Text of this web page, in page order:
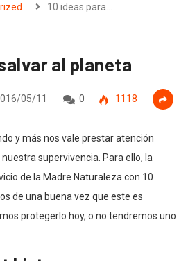
10 ideas para…
al planeta
05/11 0 1118
y más nos vale prestar atención
supervivencia. Para ello, la
de la Madre Naturaleza con 10
de una buena vez que este es
protegerlo hoy, o no tendremos uno